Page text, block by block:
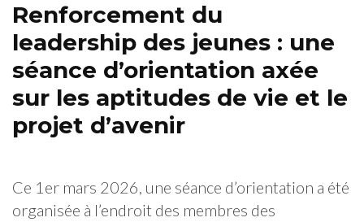
Renforcement du
leadership des jeunes : une
séance d’orientation axée
sur les aptitudes de vie et le
projet d’avenir
Ce 1er mars 2026, une séance d’orientation a été
organisée à l’endroit des membres des